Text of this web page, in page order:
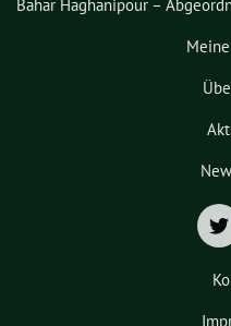
Bahar Haghanipour –